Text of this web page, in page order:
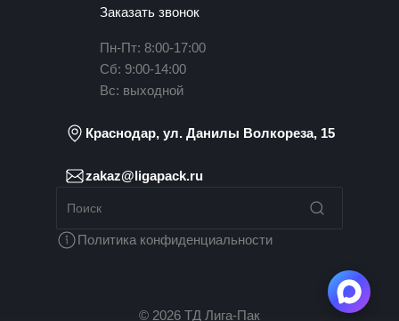
Заказать звонок
Пн-Пт: 8:00-17:00
Сб: 9:00-14:00
Вс: выходной
Краснодар, ул. Данилы Волкореза, 15
zakaz@ligapack.ru
Политика конфиденциальности
© 2026 ТД Лига-Пак